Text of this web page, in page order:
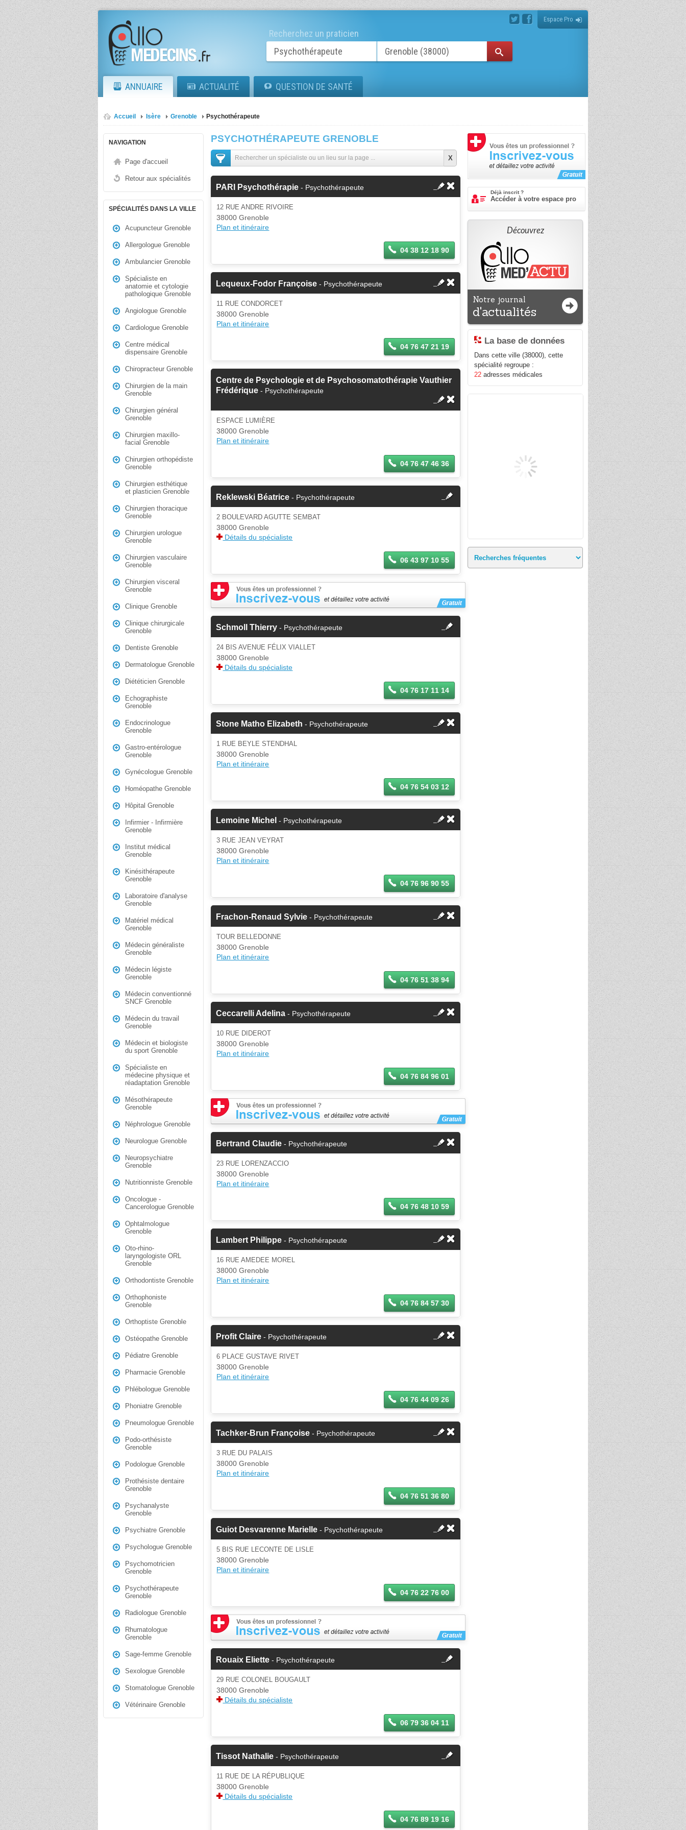
Espace Pro
Recherchez un praticien
ANNUAIRE ACTUALITÉ QUESTION DE SANTÉ
Accueil Isère Grenoble Psychothérapeute
NAVIGATION
Page d'accueil
Retour aux spécialités
SPÉCIALITÉS DANS LA VILLE
Acupuncteur Grenoble
Allergologue Grenoble
Ambulancier Grenoble
Spécialiste en
anatomie et cytologie
pathologique Grenoble
Angiologue Grenoble
Cardiologue Grenoble
Centre médical
dispensaire Grenoble
Chiropracteur Grenoble
Chirurgien de la main
Grenoble
Chirurgien général
Grenoble
Chirurgien maxillo-
facial Grenoble
Chirurgien orthopédiste
Grenoble
Chirurgien esthétique
et plasticien Grenoble
Chirurgien thoracique
Grenoble
Chirurgien urologue
Grenoble
Chirurgien vasculaire
Grenoble
Chirurgien visceral
Grenoble
Clinique Grenoble
Clinique chirurgicale
Grenoble
Dentiste Grenoble
Dermatologue Grenoble
Diététicien Grenoble
Echographiste
Grenoble
Endocrinologue
Grenoble
Gastro-entérologue
Grenoble
Gynécologue Grenoble
Homéopathe Grenoble
Hôpital Grenoble
Infirmier - Infirmière
Grenoble
Institut médical
Grenoble
Kinésithérapeute
Grenoble
Laboratoire d'analyse
Grenoble
Matériel médical
Grenoble
Médecin généraliste
Grenoble
Médecin légiste
Grenoble
Médecin conventionné
SNCF Grenoble
Médecin du travail
Grenoble
Médecin et biologiste
du sport Grenoble
Spécialiste en
médecine physique et
réadaptation Grenoble
Mésothérapeute
Grenoble
Néphrologue Grenoble
Neurologue Grenoble
Neuropsychiatre
Grenoble
Nutritionniste Grenoble
Oncologue -
Cancerologue Grenoble
Ophtalmologue
Grenoble
Oto-rhino-
laryngologiste ORL
Grenoble
Orthodontiste Grenoble
Orthophoniste
Grenoble
Orthoptiste Grenoble
Ostéopathe Grenoble
Pédiatre Grenoble
Pharmacie Grenoble
Phlébologue Grenoble
Phoniatre Grenoble
Pneumologue Grenoble
Podo-orthésiste
Grenoble
Podologue Grenoble
Prothésiste dentaire
Grenoble
Psychanalyste
Grenoble
Psychiatre Grenoble
Psychologue Grenoble
Psychomotricien
Grenoble
Psychothérapeute
Grenoble
Radiologue Grenoble
Rhumatologue
Grenoble
Sage-femme Grenoble
Sexologue Grenoble
Stomatologue Grenoble
Vétérinaire Grenoble
PSYCHOTHÉRAPEUTE GRENOBLE
PARI Psychothérapie - Psychothérapeute
12 RUE ANDRE RIVOIRE
38000 Grenoble
Plan et itinéraire
04 38 12 18 90
Lequeux-Fodor Françoise - Psychothérapeute
11 RUE CONDORCET
38000 Grenoble
Plan et itinéraire
04 76 47 21 19
Centre de Psychologie et de Psychosomatothérapie Vauthier
Frédérique - Psychothérapeute
ESPACE LUMIÈRE
38000 Grenoble
Plan et itinéraire
04 76 47 46 36
Reklewski Béatrice - Psychothérapeute fermer
Cette fiche est la propriété
d'un membre.
Si vous êtes ce membre, mettez à
jour ces informations sur votre
2 BOULEVARD AGUTTE SEMBAT
38000 Grenoble
Détails du spécialiste
06 43 97 10 55
Schmoll Thierry - Psychothérapeute fermer
Cette fiche est la propriété
d'un membre.
Si vous êtes ce membre, mettez à
jour ces informations sur votre
24 BIS AVENUE FÉLIX VIALLET
38000 Grenoble
Détails du spécialiste
04 76 17 11 14
Stone Matho Elizabeth - Psychothérapeute
1 RUE BEYLE STENDHAL
38000 Grenoble
Plan et itinéraire
04 76 54 03 12
Lemoine Michel - Psychothérapeute
3 RUE JEAN VEYRAT
38000 Grenoble
Plan et itinéraire
04 76 96 90 55
Frachon-Renaud Sylvie - Psychothérapeute
TOUR BELLEDONNE
38000 Grenoble
Plan et itinéraire
04 76 51 38 94
Ceccarelli Adelina - Psychothérapeute
10 RUE DIDEROT
38000 Grenoble
Plan et itinéraire
04 76 84 96 01
Bertrand Claudie - Psychothérapeute
23 RUE LORENZACCIO
38000 Grenoble
Plan et itinéraire
04 76 48 10 59
Lambert Philippe - Psychothérapeute
16 RUE AMEDEE MOREL
38000 Grenoble
Plan et itinéraire
04 76 84 57 30
Profit Claire - Psychothérapeute
6 PLACE GUSTAVE RIVET
38000 Grenoble
Plan et itinéraire
04 76 44 09 26
Tachker-Brun Françoise - Psychothérapeute
3 RUE DU PALAIS
38000 Grenoble
Plan et itinéraire
04 76 51 36 80
Guiot Desvarenne Marielle - Psychothérapeute
5 BIS RUE LECONTE DE LISLE
38000 Grenoble
Plan et itinéraire
04 76 22 76 00
Rouaix Eliette - Psychothérapeute fermer
Cette fiche est la propriété
d'un membre.
Si vous êtes ce membre, mettez à
jour ces informations sur votre
29 RUE COLONEL BOUGAULT
38000 Grenoble
Détails du spécialiste
06 79 36 04 11
Tissot Nathalie - Psychothérapeute fermer
Cette fiche est la propriété
d'un membre.
Si vous êtes ce membre, mettez à
jour ces informations sur votre
11 RUE DE LA RÉPUBLIQUE
38000 Grenoble
Détails du spécialiste
04 76 89 19 16
Déjà inscrit ?
Accéder à votre espace pro
Découvrez
Notre journal
d'actualités
La base de données
Dans cette ville (38000), cette
spécialité regroupe :
22 adresses médicales